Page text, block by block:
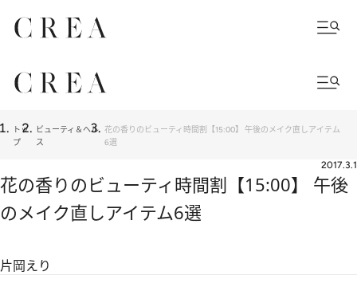
トッ
プ
ビューティ＆ヘル
ス
花の香りのビューティ時間割【15:00】 午後のメイク直しアイテム
6選
2017.3.1
花の香りのビューティ時間割【15:00】 午後
のメイク直しアイテム6選
片岡えり